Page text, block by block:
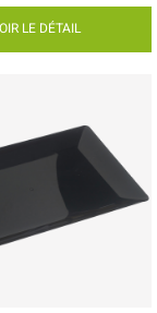
LE DÉTAIL